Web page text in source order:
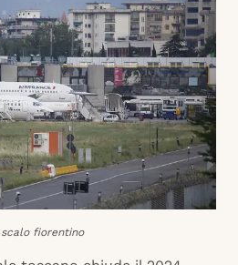
scalo fiorentino